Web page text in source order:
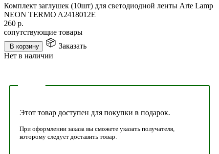
Комплект заглушек (10шт) для светодиодной ленты Arte Lamp
NEON TERMO A2418012E
260 р.
сопутствующие товары
В корзину
Заказать
Нет в наличии
Этот товар доступен для покупки в подарок.
При оформлении заказа вы сможете указать получателя,
которому следует доставить товар.